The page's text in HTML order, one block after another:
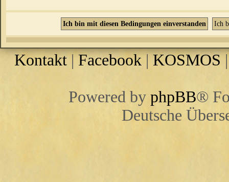
Kontakt |Facebook | KOSMOS
Powered by phpBB®
Deutsche